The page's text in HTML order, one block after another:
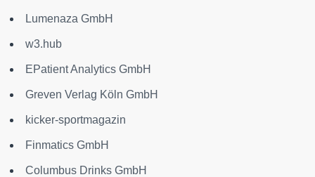
Lumenaza GmbH
w3.hub
EPatient Analytics GmbH
Greven Verlag Köln GmbH
kicker-sportmagazin
Finmatics GmbH
Columbus Drinks GmbH